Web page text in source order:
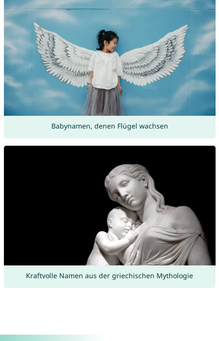
Babynamen, denen Flügel wachsen
Kraftvolle Namen aus der griechischen Mythologie